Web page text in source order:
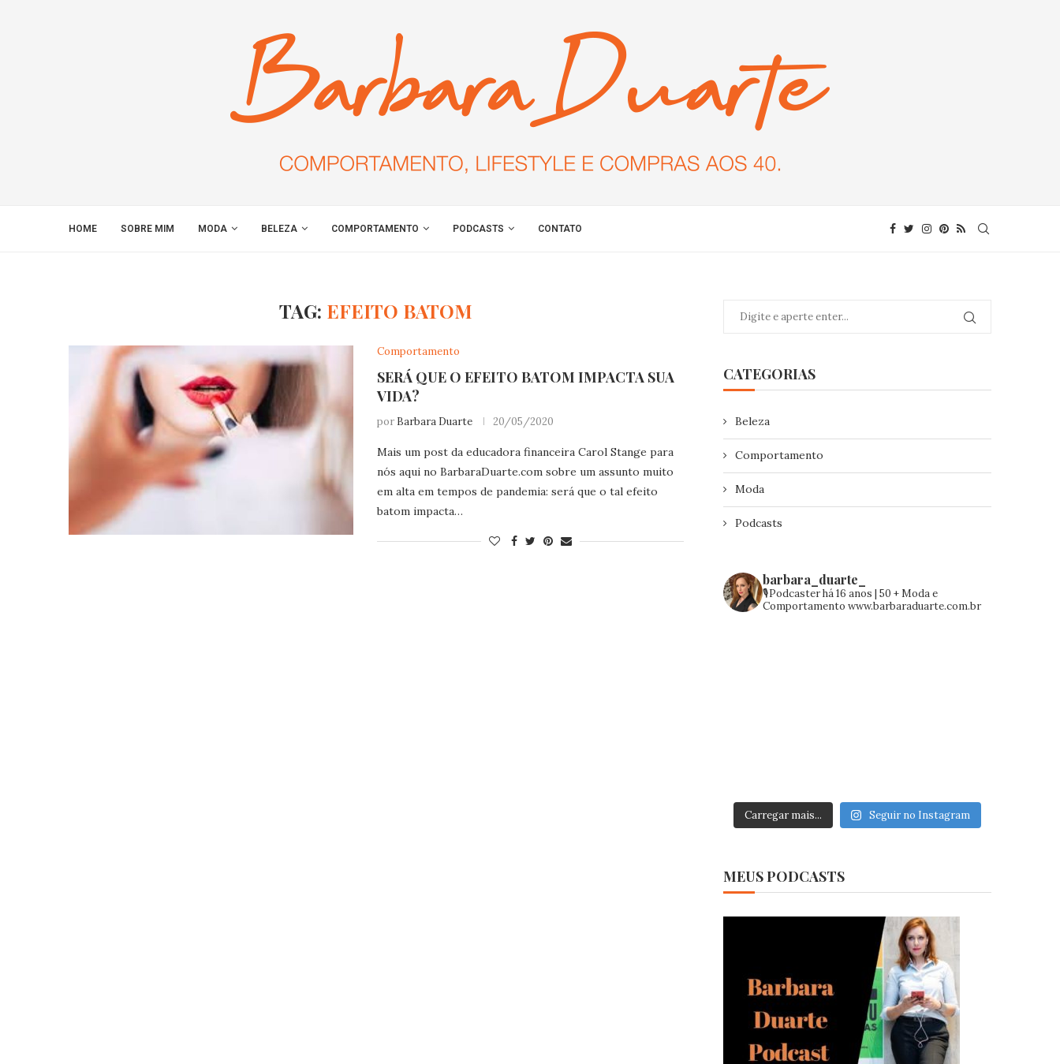
HOME SOBRE MIM MODA BELEZA COMPORTAMENTO PODCASTS CONTATO
TAG: EFEITO BATOM
Comportamento
SERÁ QUE O EFEITO BATOM IMPACTA SUA
VIDA?
por Barbara Duarte 20/05/2020
Mais um post da educadora financeira Carol Stange para
nós aqui no BarbaraDuarte.comsobre um assunto muito
em alta em tempos de pandemia: será que o tal efeito
batom impacta…
CATEGORIAS
Beleza
Comportamento
Moda
Podcasts
barbara_duarte_
🎙️Podcaster há 16 anos | 50 +Moda e
Comportamento www.barbaraduarte.com.br
Carregar mais... Seguir no Instagram
MEUS PODCASTS